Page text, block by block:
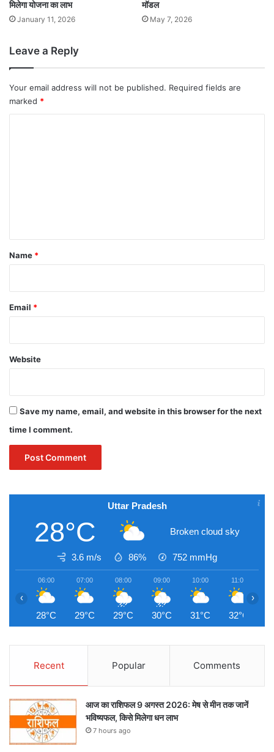
मिलेगा योजना का लाभ
January 11, 2026
मॉडल
May 7, 2026
Leave a Reply
Your email address will not be published. Required fields are
marked *
*
Name *
Email *
Website
Save my name, email, and website in this browser for the next
time I comment.
Uttar Pradesh
28°C Broken cloud sky
3.6 m/s 86% 752 mmHg
06:00
28°C
07:00
29°C
08:00
29°C
09:00
30°C
10:00
31°C
11:00
32°C
‹ ›
Recent Popular Comments
आज का राशिफल 9 अगस्त 2026: मेष से मीन तक जानें
भविष्यफल, किसे मिलेगा धन लाभ
7 hours ago